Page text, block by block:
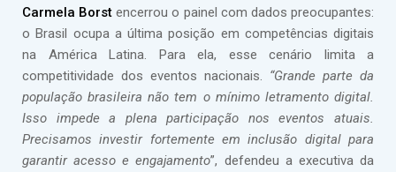
Carmela Borst encerrou o painel com dados preocupantes:
o Brasil ocupa a última posição em competências digitais
na América Latina. Para ela, esse cenário limita a
competitividade dos eventos nacionais. “Grande parte da
população brasileira não tem o mínimo letramento digital.
Isso impede a plena participação nos eventos atuais.
Precisamos investir fortemente em inclusão digital para
garantir acesso e engajamento”, defendeu a executiva da